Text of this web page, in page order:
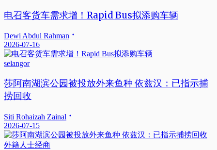
电召客货车需求增！Rapid Bus拟添购车辆
Dewi Abdul Rahman
2026-07-16
selangor
莎阿南湖滨公园被投放外来鱼种 依兹汉：已指示捕
捞回收
Siti Rohaizah Zainal
2026-07-15
外籍人士经商